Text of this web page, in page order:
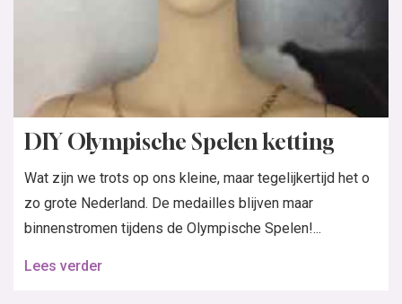
DIY Olympische Spelen ketting
Wat zijn we trots op ons kleine, maar tegelijkertijd het o
zo grote Nederland. De medailles blijven maar
binnenstromen tijdens de Olympische Spelen!...
Lees verder